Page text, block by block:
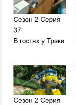
Сезон 2 Серия
37
В гостях у Трэки
Сезон 2 Серия